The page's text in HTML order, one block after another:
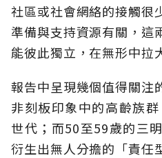
社區或社會網絡的接觸很
準備與支持資源有關，這
能彼此獨立，在無形中拉
報告中呈現幾個值得關注
非刻板印象中的高齡族
世代；而50至59歲的三
衍生出無人分擔的「責任